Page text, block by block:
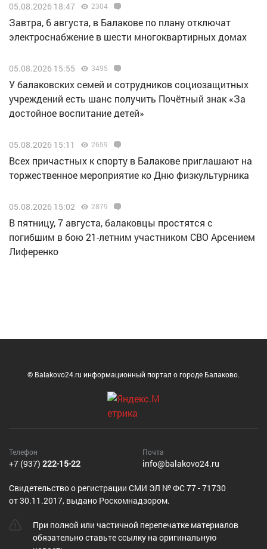
05.08.2026 18:47 2304
Завтра, 6 августа, в Балакове по плану отключат
электроснабжение в шести многоквартирных домах
05.08.2026 15:55 3495
У балаковских семей и сотрудников социозащитных
учреждений есть шанс получить Почётный знак «За
достойное воспитание детей»
05.08.2026 15:11 2659
Всех причастных к спорту в Балакове приглашают на
торжественное мероприятие ко Дню физкультурника
05.08.2026 15:02 2879
В пятницу, 7 августа, балаковцы простятся с
погибшим в бою 21-летним участником СВО Арсением
Лиференко
© Balakovo24.ru информационный портал о городе Балаково.
Телефон
+7 (937) 222-15-22
Почта
info@balakovo24.ru
Cвидетельство о регистрации СМИ ЭЛ № ФС 77 - 71730
от 30.11.2017, выдано Роскомнадзором.
При полной или частичной перепечатке материалов
обязательно ставьте ссылку на оригинальную